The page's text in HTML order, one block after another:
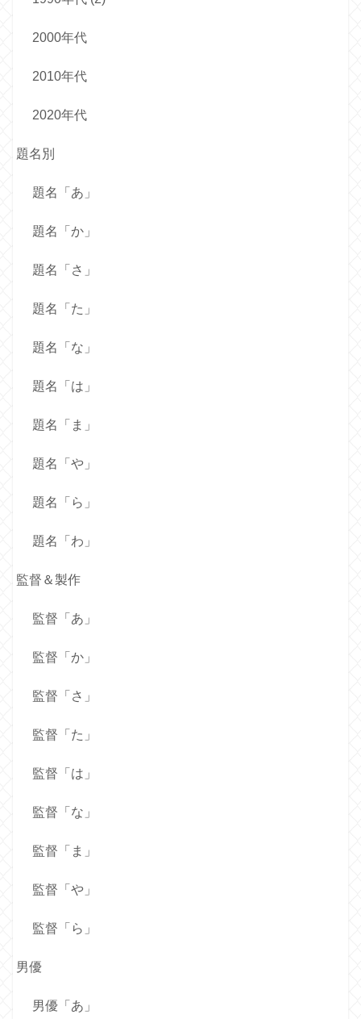
2000年代
2010年代
2020年代
題名別
題名「あ」
題名「か」
題名「さ」
題名「た」
題名「な」
題名「は」
題名「ま」
題名「や」
題名「ら」
題名「わ」
監督＆製作
監督「あ」
監督「か」
監督「さ」
監督「た」
監督「は」
監督「な」
監督「ま」
監督「や」
監督「ら」
男優
男優「あ」